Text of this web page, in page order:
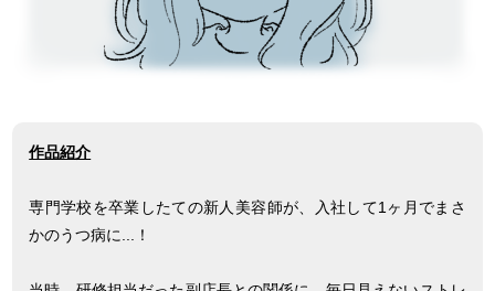
作品紹介
専門学校を卒業したての新人美容師が、入社して1ヶ月でまさ
かのうつ病に...！